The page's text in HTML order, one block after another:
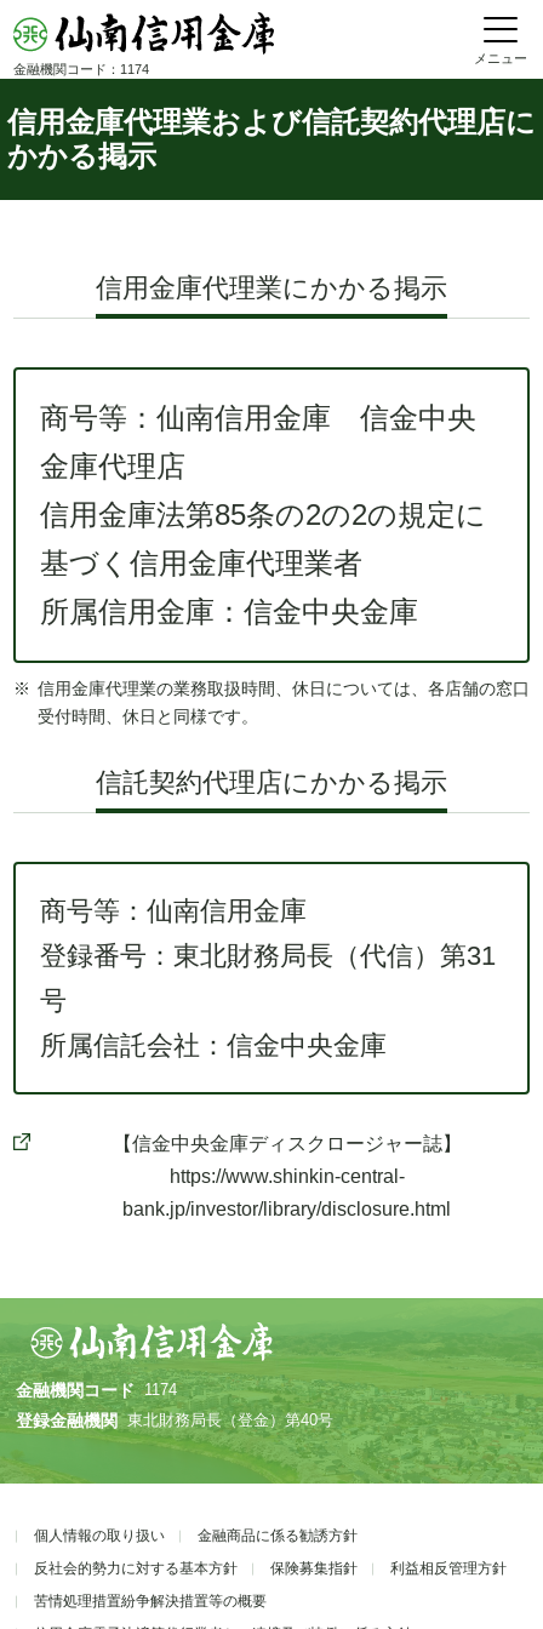
金融機関コード：1174
メニュー
信用金庫代理業および信託契約代理店に
かかる掲示
信用金庫代理業にかかる掲示
商号等：仙南信用金庫 信金中央
金庫代理店
信用金庫法第85条の2の2の規定に
基づく信用金庫代理業者
所属信用金庫：信金中央金庫
信用金庫代理業の業務取扱時間、休日については、各店舗の窓口
受付時間、休日と同様です。
信託契約代理店にかかる掲示
商号等：仙南信用金庫
登録番号：東北財務局長（代信）第31
号
所属信託会社：信金中央金庫
【信金中央金庫ディスクロージャー誌】
https://www.shinkin-central-
bank.jp/investor/library/disclosure.html
金融機関コード 1174
登録金融機関 東北財務局長（登金）第40号
個人情報の取り扱い
金融商品に係る勧誘方針
反社会的勢力に対する基本方針
保険募集指針
利益相反管理方針
苦情処理措置紛争解決措置等の概要